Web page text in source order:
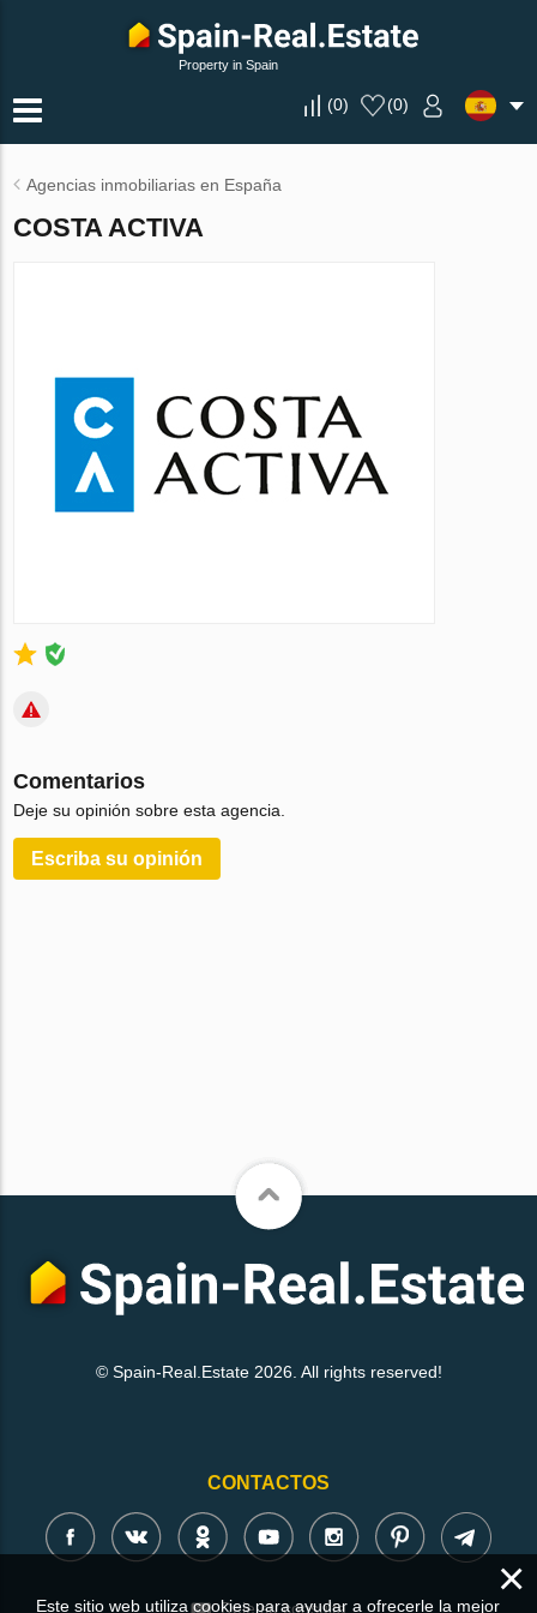
Property in Spain
(0) (0)
Agencias inmobiliarias en España
COSTA ACTIVA
Comentarios
Deje su opinión sobre esta agencia.
Escriba su opinión
© Spain-Real.Estate 2026. All rights reserved!
CONTACTOS
Deje su consulta
×
Este sitio web utiliza cookies para ayudar a ofrecerle la mejor